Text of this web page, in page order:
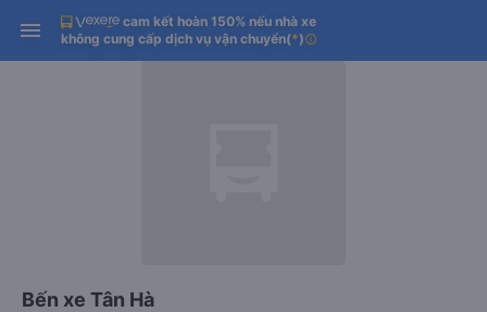
Tải app Vexere ngay!
Nhận ưu đãi thành viên độc
quyền
Tải app Vexere
-30k/ghế khi đặt vé máy bay qua
app
cam kết hoàn 150% nếu nhà xe
không cung cấp dịch vụ vận chuyển(*)info
Bến xe Tân Hà